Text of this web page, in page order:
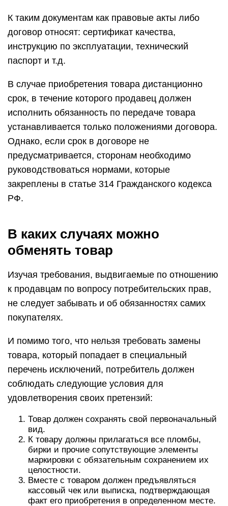
К таким документам как правовые акты либо
договор относят: сертификат качества,
инструкцию по эксплуатации, технический
паспорт и т.д.
В случае приобретения товара дистанционно
срок, в течение которого продавец должен
исполнить обязанность по передаче товара
устанавливается только положениями договора.
Однако, если срок в договоре не
предусматривается, сторонам необходимо
руководствоваться нормами, которые
закреплены в статье 314 Гражданского кодекса
РФ.
В каких случаях можно
обменять товар
Изучая требования, выдвигаемые по отношению
к продавцам по вопросу потребительских прав,
не следует забывать и об обязанностях самих
покупателях.
И помимо того, что нельзя требовать замены
товара, который попадает в специальный
перечень исключений, потребитель должен
соблюдать следующие условия для
удовлетворения своих претензий:
Товар должен сохранять свой первоначальный
вид.
К товару должны прилагаться все пломбы,
бирки и прочие сопутствующие элементы
маркировки с обязательным сохранением их
целостности.
Вместе с товаром должен предъявляться
кассовый чек или выписка, подтверждающая
факт его приобретения в определенном месте.